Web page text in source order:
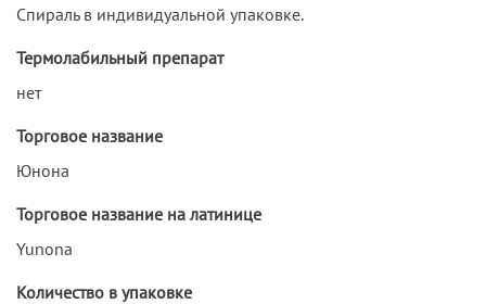
Спираль в индивидуальной упаковке.
Термолабильный препарат
нет
Торговое название
Юнона
Торговое название на латинице
Yunona
Количество в упаковке